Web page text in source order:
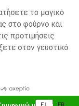
το μαγικό
στο φούρνο και
προτιμήσεις
στον γευστικό
3
και στο σύστημα
Εμπορίου.